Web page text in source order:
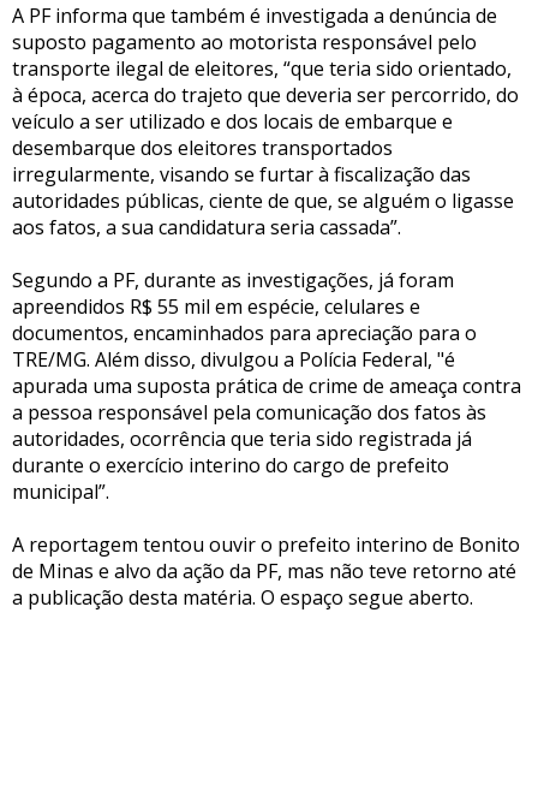
A PF informa que também é investigada a denúncia de
suposto pagamento ao motorista responsável pelo
transporte ilegal de eleitores, “que teria sido orientado,
à época, acerca do trajeto que deveria ser percorrido, do
veículo a ser utilizado e dos locais de embarque e
desembarque dos eleitores transportados
irregularmente, visando se furtar à fiscalização das
autoridades públicas, ciente de que, se alguém o ligasse
aos fatos, a sua candidatura seria cassada”.
Segundo a PF, durante as investigações, já foram
apreendidos R$ 55 mil em espécie, celulares e
documentos, encaminhados para apreciação para o
TRE/MG. Além disso, divulgou a Polícia Federal, "é
apurada uma suposta prática de crime de ameaça contra
a pessoa responsável pela comunicação dos fatos às
autoridades, ocorrência que teria sido registrada já
durante o exercício interino do cargo de prefeito
municipal”.
A reportagem tentou ouvir o prefeito interino de Bonito
de Minas e alvo da ação da PF, mas não teve retorno até
a publicação desta matéria. O espaço segue aberto.